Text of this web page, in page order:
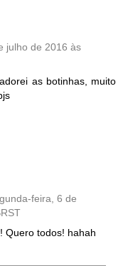
julho de 2016 às
as botinhas, muito
feira, 6 de
Quero todos! hahah